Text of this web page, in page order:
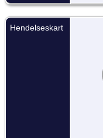
Hendelseskart